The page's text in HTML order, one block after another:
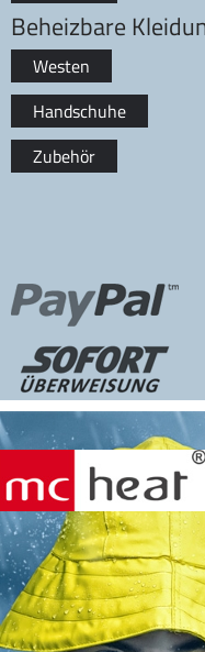
Beheizbare
Westen
Handschuhe
Zubehör